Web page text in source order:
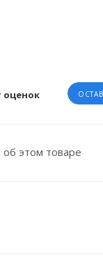
оценок
этом товаре